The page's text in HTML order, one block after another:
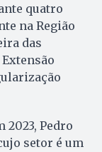
quatro
na Região
das
2023, Pedro
setor é um